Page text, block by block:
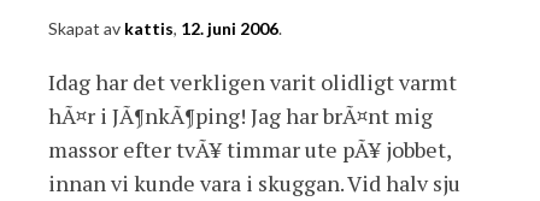
Skapat av kattis, 12. juni 2006.
Idag har det verkligen varit olidligt varmt
hÃ¤r i JÃ¶nkÃ¶ping! Jag har brÃ¤nt mig
massor efter tvÃ¥ timmar ute pÃ¥ jobbet,
innan vi kunde vara i skuggan. Vid halv sju